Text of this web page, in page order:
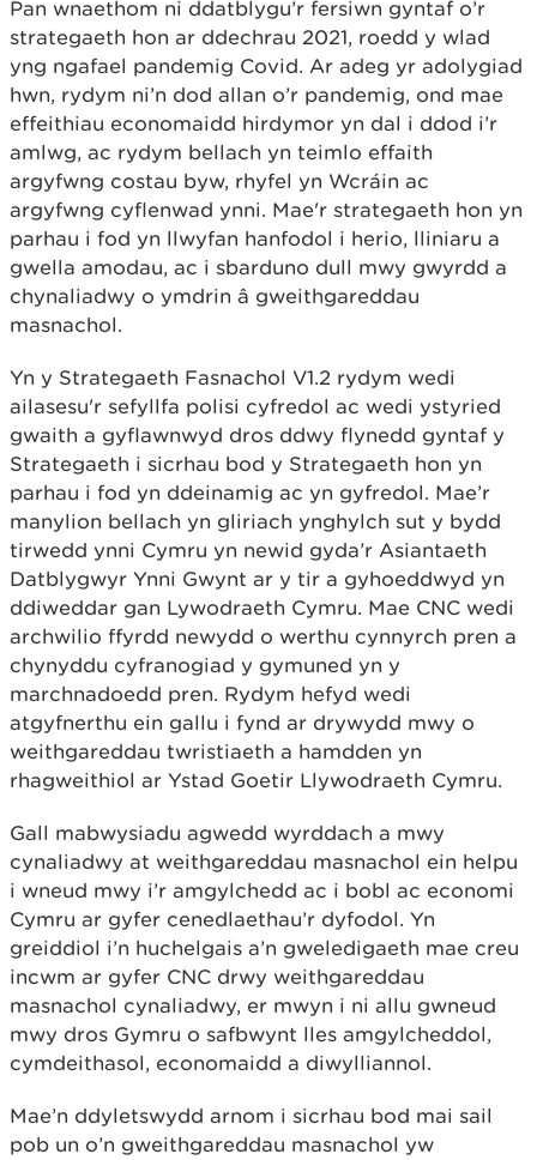
Pan wnaethom ni ddatblygu’r fersiwn gyntaf o’r
strategaeth hon ar ddechrau 2021, roedd y wlad
yng ngafael pandemig Covid. Ar adeg yr adolygiad
hwn, rydym ni’n dod allan o’r pandemig, ond mae
effeithiau economaidd hirdymor yn dal i ddod i’r
amlwg, ac rydym bellach yn teimlo effaith
argyfwng costau byw, rhyfel yn Wcráin ac
argyfwng cyflenwad ynni. Mae'r strategaeth hon yn
parhau i fod yn llwyfan hanfodol i herio, lliniaru a
gwella amodau, ac i sbarduno dull mwy gwyrdd a
chynaliadwy o ymdrin â gweithgareddau
masnachol.
Yn y Strategaeth Fasnachol V1.2 rydym wedi
ailasesu'r sefyllfa polisi cyfredol ac wedi ystyried
gwaith a gyflawnwyd dros ddwy flynedd gyntaf y
Strategaeth i sicrhau bod y Strategaeth hon yn
parhau i fod yn ddeinamig ac yn gyfredol. Mae’r
manylion bellach yn gliriach ynghylch sut y bydd
tirwedd ynni Cymru yn newid gyda’r Asiantaeth
Datblygwyr Ynni Gwynt ar y tir a gyhoeddwyd yn
ddiweddar gan Lywodraeth Cymru. Mae CNC wedi
archwilio ffyrdd newydd o werthu cynnyrch pren a
chynyddu cyfranogiad y gymuned yn y
marchnadoedd pren. Rydym hefyd wedi
atgyfnerthu ein gallu i fynd ar drywydd mwy o
weithgareddau twristiaeth a hamdden yn
rhagweithiol ar Ystad Goetir Llywodraeth Cymru.
Gall mabwysiadu agwedd wyrddach a mwy
cynaliadwy at weithgareddau masnachol ein helpu
i wneud mwy i’r amgylchedd ac i bobl ac economi
Cymru ar gyfer cenedlaethau’r dyfodol. Yn
greiddiol i’n huchelgais a’n gweledigaeth mae creu
incwm ar gyfer CNC drwy weithgareddau
masnachol cynaliadwy, er mwyn i ni allu gwneud
mwy dros Gymru o safbwynt lles amgylcheddol,
cymdeithasol, economaidd a diwylliannol.
Mae’n ddyletswydd arnom i sicrhau bod mai sail
pob un o’n gweithgareddau masnachol yw